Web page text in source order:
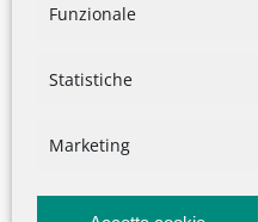
Funzionale
Statistiche
Marketing